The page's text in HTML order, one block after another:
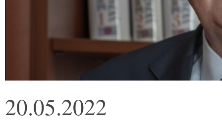
20.05.2022